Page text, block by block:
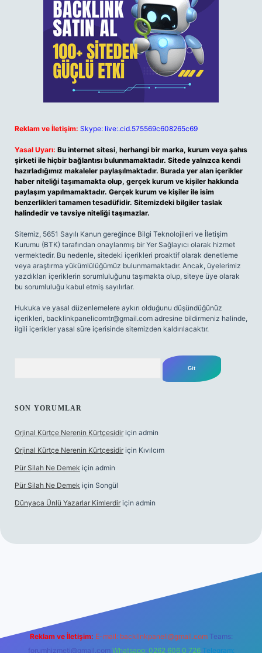
Reklam ve İletişim: Skype: live:.cid.575569c608265c69
Yasal Uyarı: Bu internet sitesi, herhangi bir marka, kurum veya şahıs
şirketi ile hiçbir bağlantısı bulunmamaktadır. Sitede yalnızca kendi
hazırladığımız makaleler paylaşılmaktadır. Burada yer alan içerikler
haber niteliği taşımamakta olup, gerçek kurum ve kişiler hakkında
paylaşım yapılmamaktadır. Gerçek kurum ve kişiler ile isim
benzerlikleri tamamen tesadüfidir. Sitemizdeki bilgiler taslak
halindedir ve tavsiye niteliği taşımazlar.
Sitemiz, 5651 Sayılı Kanun gereğince Bilgi Teknolojileri ve İletişim
Kurumu (BTK) tarafından onaylanmış bir Yer Sağlayıcı olarak hizmet
vermektedir. Bu nedenle, sitedeki içerikleri proaktif olarak denetleme
veya araştırma yükümlülüğümüz bulunmamaktadır. Ancak, üyelerimiz
yazdıkları içeriklerin sorumluluğunu taşımakta olup, siteye üye olarak
bu sorumluluğu kabul etmiş sayılırlar.
Hukuka ve yasal düzenlemelere aykırı olduğunu düşündüğünüz
içerikleri, backlinkpanelicomtr@gmail.com adresine bildirmeniz halinde,
ilgili içerikler yasal süre içerisinde sitemizden kaldırılacaktır.
SON YORUMLAR
Orjinal Kürtçe Nerenin Kürtçesidir için admin
Orjinal Kürtçe Nerenin Kürtçesidir için Kıvılcım
Pür Silah Ne Demek için admin
Pür Silah Ne Demek için Songül
Dünyaca Ünlü Yazarlar Kimlerdir için admin
Reklam ve İletişim: E-mail: backlinkpaneli@gmail.com Teams:
forumhizmeti@gmail.com Whatsapp: 0262 606 0 726 Telegram: